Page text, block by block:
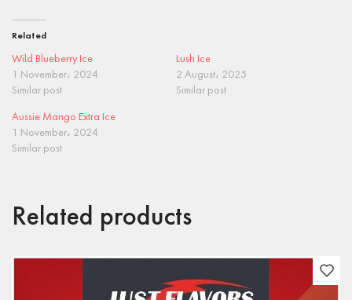
Related
Wild Blueberry Ice
1 November، 2024
Similar post
Lush Ice
2 August، 2025
Similar post
Aussie Mango Extra Ice
1 November، 2024
Similar post
Related products